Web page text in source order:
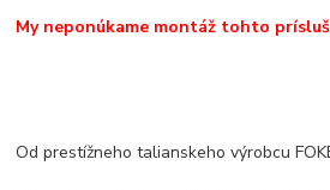
My neponúkame montáž tohto
Od prestížneho talianskeho výrobcu